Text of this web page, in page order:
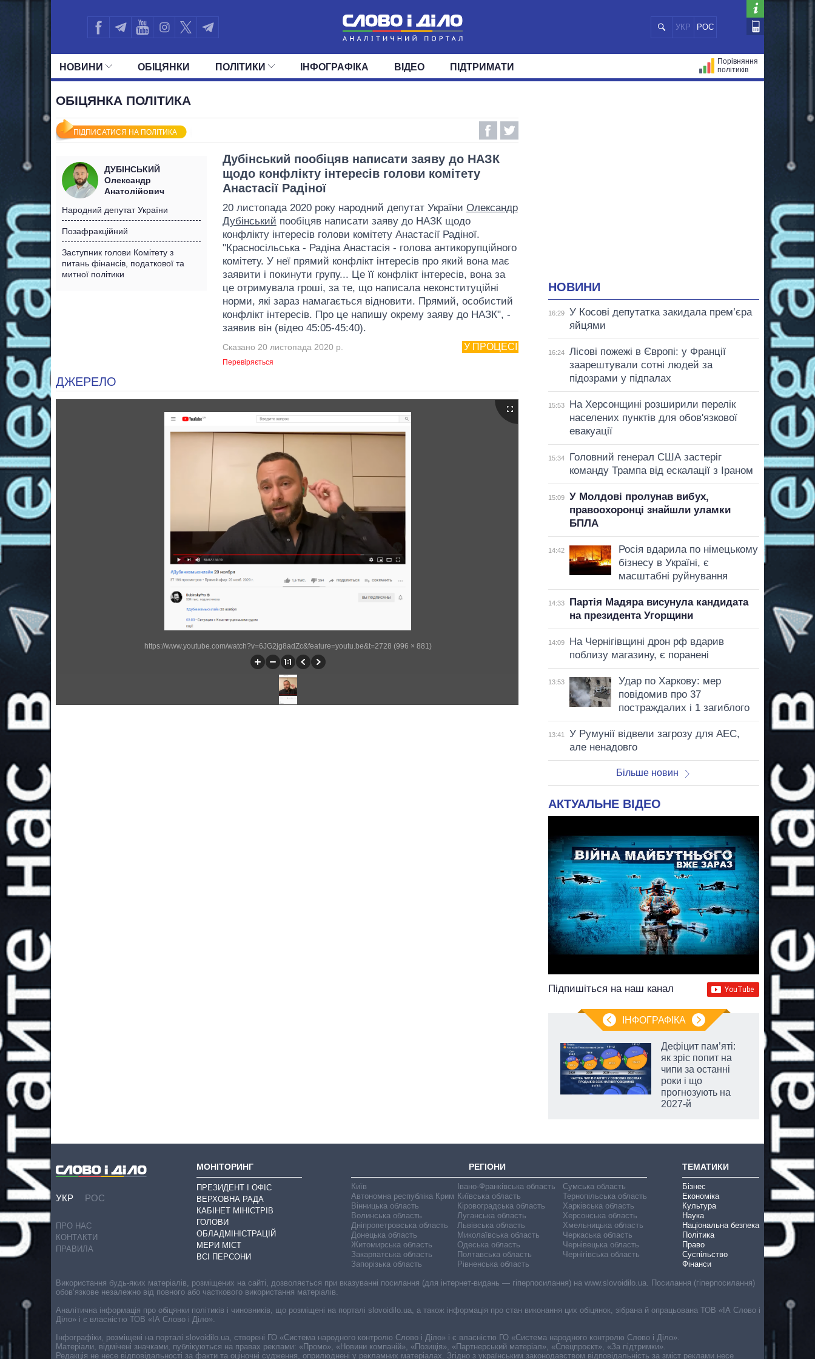
УКР РОС
НОВИНИ
СВІТ
ОБIЦЯНКИ ПОЛIТИКИ
ОКРУГИ
ІНФОГРАФІКА ВІДЕО ПІДТРИМАТИ
Порівняння
політиків
ОБІЦЯНКА ПОЛІТИКА
ПІДПИСАТИСЯ НА ПОЛІТИКА
ДУБІНСЬКИЙ
Олександр
Анатолійович
Народний депутат України
Позафракційний
Заступник голови Комітету з
питань фінансів, податкової та
митної політики
Дубінський пообіцяв написати заяву до НАЗК
щодо конфлікту інтересів голови комітету
Анастасії Радіної
20 листопада 2020 року народний депутат України Олександр
Дубінський пообіцяв написати заяву до НАЗК щодо
конфлікту інтересів голови комітету Анастасії Радіної.
"Красносільська - Радіна Анастасія - голова антикорупційного
комітету. У неї прямий конфлікт інтересів про який вона має
заявити і покинути групу... Це її конфлікт інтересів, вона за
це отримувала гроші, за те, що написала неконституційні
норми, які зараз намагається відновити. Прямий, особистий
конфлікт інтересів. Про це напишу окрему заяву до НАЗК", -
заявив він (відео 45:05-45:40).
У ПРОЦЕСІ
Сказано 20 листопада 2020 р.
Перевіряється
ДЖЕРЕЛО
https://www.youtube.com/watch?v=6JG2jg8adZc&feature=youtu.be&t=2728 (996 × 881)
НОВИНИ
16:29
У Косові депутатка закидала прем’єра
яйцями
16:24
Лісові пожежі в Європі: у Франції
заарештували сотні людей за
підозрами у підпалах
15:53
На Херсонщині розширили перелік
населених пунктів для обов'язкової
евакуації
15:34
Головний генерал США застеріг
команду Трампа від ескалації з Іраном
15:09
У Молдові пролунав вибух,
правоохоронці знайшли уламки
БПЛА
14:42
Росія вдарила по німецькому
бізнесу в Україні, є
масштабні руйнування
14:33
Партія Мадяра висунула кандидата
на президента Угорщини
14:09
На Чернігівщині дрон рф вдарив
поблизу магазину, є поранені
13:53
Удар по Харкову: мер
повідомив про 37
постраждалих і 1 загиблого
13:41
У Румунії відвели загрозу для АЕС,
але ненадовго
Більше новин
АКТУАЛЬНЕ ВІДЕО
Підпишіться на наш канал
ІНФОГРАФІКА
Дефіцит пам’яті:
як зріс попит на
чипи за останні
роки і що
прогнозують на
2027-й
УКР РОС
ПРО НАС
КОНТАКТИ
ПРАВИЛА
МОНІТОРИНГ
ПРЕЗИДЕНТ І ОФІС
ВЕРХОВНА РАДА
КАБІНЕТ МІНІСТРІВ
ГОЛОВИ
ОБЛАДМІНІСТРАЦІЙ
МЕРИ МІСТ
ВСІ ПЕРСОНИ
РЕГІОНИ
Київ
Автономна республіка Крим
Вінницька область
Волинська область
Дніпропетровська область
Донецька область
Житомирська область
Закарпатська область
Запорізька область
Івано-Франківська область
Київська область
Кіровоградська область
Луганська область
Львівська область
Миколаївська область
Одеська область
Полтавська область
Рівненська область
Сумська область
Тернопільська область
Харківська область
Херсонська область
Хмельницька область
Черкаська область
Чернівецька область
Чернігівська область
ТЕМАТИКИ
Бізнес
Економіка
Культура
Наука
Національна безпека
Політика
Право
Суспільство
Фінанси
Використання будь-яких матеріалів, розміщених на сайті, дозволяється при вказуванні посилання (для інтернет-видань — гіперпосилання) на www.slovoidilo.ua. Посилання (гіперпосилання)
обов’язкове незалежно від повного або часткового використання матеріалів.
Аналітична інформація про обіцянки політиків і чиновників, що розміщені на порталі slovoidilo.ua, а також інформація про стан виконання цих обіцянок, зібрана й опрацьована ТОВ «ІА Слово і
Діло» і є власністю ТОВ «ІА Слово і Діло».
Інфографіки, розміщені на порталі slovoidilo.ua, створені ГО «Система народного контролю Слово і Діло» і є власністю ГО «Система народного контролю Слово і Діло».
Матеріали, відмічені значками, публікуються на правах реклами: «Промо», «Новини компаній», «Позиція», «Партнерський матеріал», «Спецпроєкт», «За підтримки».
Редакція не несе відповідальності за факти та оціночні судження, оприлюднені у рекламних матеріалах. Згідно з українським законодавством відповідальність за зміст реклами несе